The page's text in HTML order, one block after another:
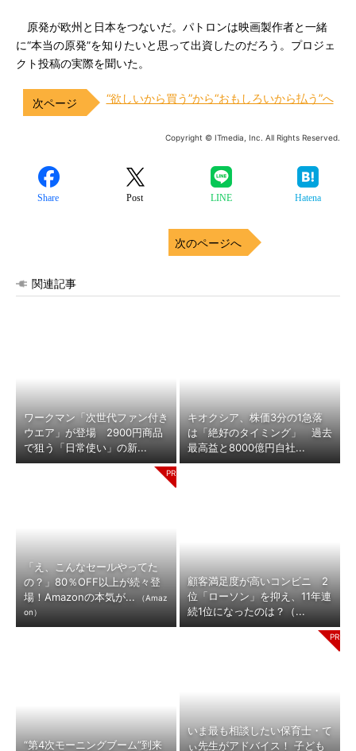
原発が欧州と日本をつないだ。パトロンは映画製作者と一緒
に“本当の原発”を知りたいと思って出資したのだろう。プロジェ
クト投稿の実際を聞いた。
“欲しいから買う”から“おもしろいから払う”へ
Copyright © ITmedia, Inc. All Rights Reserved.
Share Post LINE Hatena
次のページへ
関連記事
ワークマン「次世代ファン付き
ウエア」が登場 2900円商品
で狙う「日常使い」の新...
キオクシア、株価3分の1急落
は「絶好のタイミング」 過去
最高益と8000億円自社...
「え、こんなセールやってた
の？」80％OFF以上が続々登
場！Amazonの本気が...
（Amaz
on）
顧客満足度が高いコンビニ 2
位「ローソン」を抑え、11年連
続1位になったのは？（...
“第4次モーニングブーム”到来
いま最も相談したい保育士・て
ぃ先生がアドバイス！ 子ども